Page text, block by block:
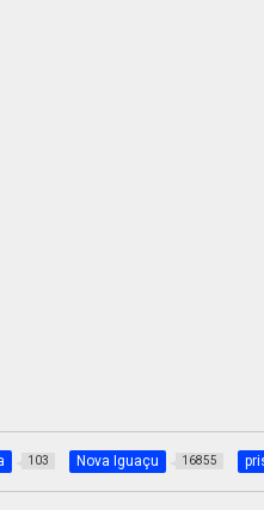
103 Nova Iguaçu 16855